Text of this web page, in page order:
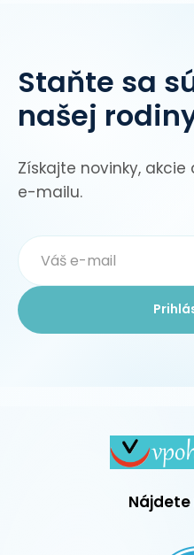
Staňte sa
našej
Získajte novinky,
e-mailu.
Nájdete